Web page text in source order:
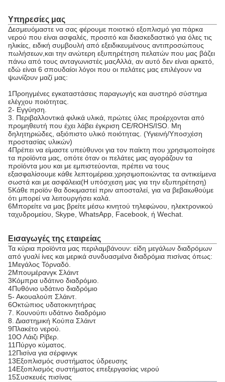
Υπηρεσίες μας
Δεσμευόμαστε να σας φέρουμε ποιοτικό εξοπλισμό για πάρκα
νερού που είναι ασφαλές, προσιτό και διασκεδαστικό για όλες τις
ηλικίες, ειδική συμβουλή από εξειδικευμένους αντιπροσώπους
πωλήσεων,και την ανώτερη εξυπηρέτηση πελατών που μας βάζει
πάνω από τους ανταγωνιστές μαςΑλλά, αν αυτό δεν είναι αρκετό,
εδώ είναι 6 σπουδαίοι λόγοι που οι πελάτες μας επιλέγουν να
ψωνίζουν μαζί μας:
1Προηγμένες εγκαταστάσεις παραγωγής και αυστηρό σύστημα
ελέγχου ποιότητας.
2- Εγγύηση.
3. Περιβαλλοντικά φιλικά υλικά, πρώτες ύλες προέρχονται από
προμηθευτή που έχει λάβει έγκριση CE/ROHS/ISO. Μη
δηλητηριώδες, αξιόπιστο υλικό ποιότητας. (Υγιεινή/Υποσχέση
προστασίας υλικών)
4Πρέπει να είμαστε υπεύθυνοι για τον παίκτη που χρησιμοποίησε
τα προϊόντα μας, οπότε όταν οι πελάτες μας αγοράζουν τα
προϊόντα μου και με εμπιστεύονται, πρέπει να τους
εξασφαλίσουμε κάθε λεπτομέρεια.χρησιμοποιώντας τα αντικείμενα
σωστά και με ασφάλεια(Η υπόσχεση μας για την εξυπηρέτηση)
5Κάθε προϊόν θα δοκιμαστεί πριν αποσταλεί, για να βεβαιωθούμε
ότι μπορεί να λειτουργήσει καλά.
6Μπορείτε να μας βρείτε μέσω κινητού τηλεφώνου, ηλεκτρονικού
ταχυδρομείου, Skype, WhatsApp, Facebook, ή Wechat.
Εισαγωγές της εταιρείας
Τα κύρια προϊόντα μας περιλαμβάνουν: είδη μεγάλων διαδρόμων
από γυαλί ίνες και μερικά συνδυασμένα διαδρόμια πισίνας όπως:
1Μεγάλος Τόρναδό.
2Μπουμέρανγκ Σλάιντ
3Κόμπρα υδάτινο διαδρόμιο.
4Πυθόνιο υδάτινο διαδρόμιο
5- Ακουαλούπ Σλάιντ.
6Οκτώπιος υδατοκινητήρας
7. Κουνούπι υδάτινο διαδρόμιο
8. Διαστημική Κούπα Σλάιντ
9Πλακέτο νερού.
10Ο Λάιζι Ρίβερ.
11Πύργο κύματος.
12Πισίνα για σέρφινγκ
13Εξοπλισμός συστήματος ύδρευσης
14Εξοπλισμός συστήματος επεξεργασίας νερού
15Συσκευές πισίνας